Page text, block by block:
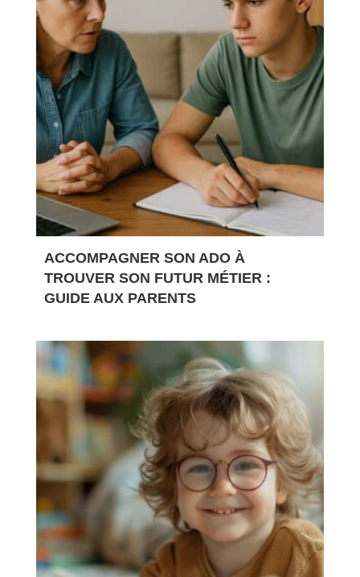
ACCOMPAGNER SON ADO À
TROUVER SON FUTUR MÉTIER :
GUIDE AUX PARENTS